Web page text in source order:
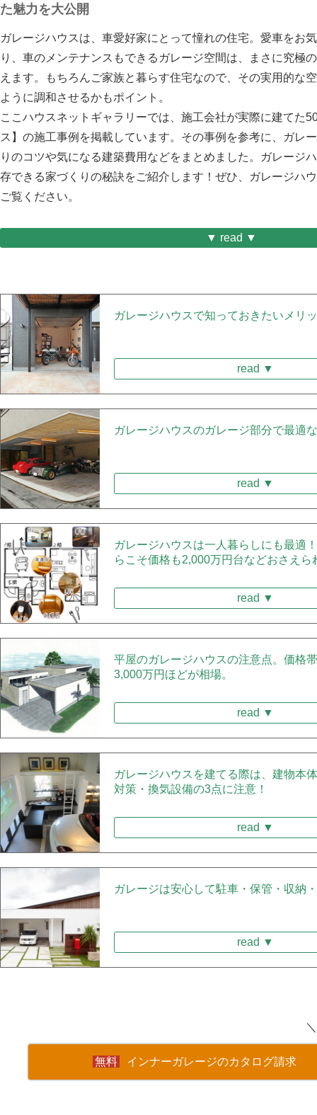
た魅力を大公開
ガレージハウスは、車愛好家にとって憧れの住宅。愛車をお
り、車のメンテナンスもできるガレージ空間は、まさに究極
えます。もちろんご家族と暮らす住宅なので、その実用的な
ように調和させるかもポイント。
ここハウスネットギャラリーでは、施工会社が実際に建てた
ス】の施工事例を掲載しています。その事例を参考に、ガレ
りのコツや気になる建築費用などをまとめました。ガレージ
存できる家づくりの秘訣をご紹介します！ぜひ、ガレージハ
ご覧ください。
▼ read ▼
ガレージハウスで知っておきたいメリ
read ▼
ガレージハウスのガレージ部分で最適
read ▼
ガレージハウスは一人暮らしにも最適
らこそ価格も2,000万円台などおさえら
read ▼
平屋のガレージハウスの注意点。価格
3,000万円ほどが相場。
read ▼
ガレージハウスを建てる際は、建物本
対策・換気設備の3点に注意！
read ▼
ガレージは安心して駐車・保管・収納
read ▼
インナーガレージのカタログ請求